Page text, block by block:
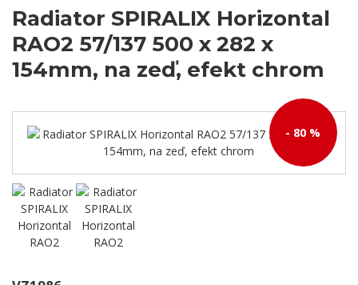
Radiator SPIRALIX Horizontal
RAO2 57/137 500 x 282 x
154mm, na zeď, efekt chrom
- 80 %